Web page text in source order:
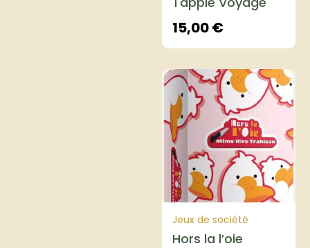
15,00€
Jeux de société
Hors la l’oie